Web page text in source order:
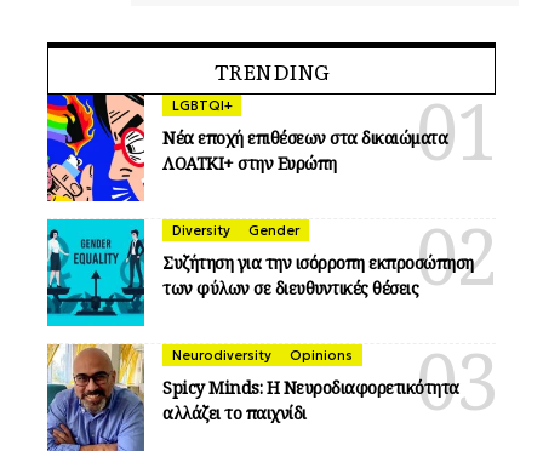
TRENDING
LGBTQI+
Νέα εποχή επιθέσεων στα δικαιώματα
ΛΟΑΤΚΙ+ στην Ευρώπη
Diversity Gender
Συζήτηση για την ισόρροπη εκπροσώπηση
των φύλων σε διευθυντικές θέσεις
Neurodiversity Opinions
Spicy Minds: Η Νευροδιαφορετικότητα
αλλάζει το παιχνίδι